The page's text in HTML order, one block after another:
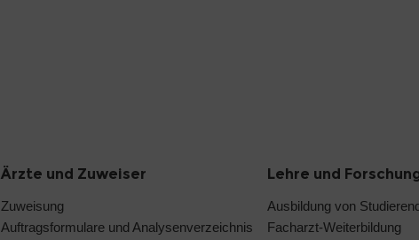
Ärzte und Zuweiser
Zuweisung
Auftragsformulare und Analysenverzeichnis
Lehre und
Ausbildung von
Facharzt-Weiterbildung